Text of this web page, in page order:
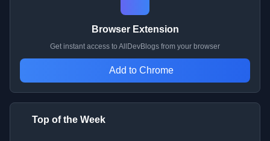
Browser Extension
Get instant access to AllDevBlogs from your browser
Add to Chrome
Top of the Week